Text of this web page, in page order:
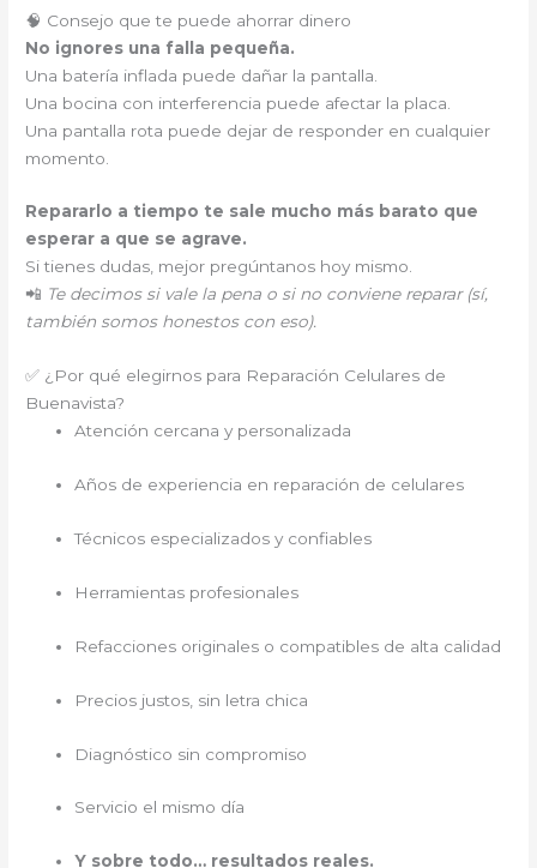
🧠 Consejo que te puede ahorrar dinero
No ignores una falla pequeña.
Una batería inflada puede dañar la pantalla.
Una bocina con interferencia puede afectar la placa.
Una pantalla rota puede dejar de responder en cualquier
momento.
Repararlo a tiempo te sale mucho más barato que
esperar a que se agrave.
Si tienes dudas, mejor pregúntanos hoy mismo.
📲 Te decimos si vale la pena o si no conviene reparar (sí,
también somos honestos con eso).
✅ ¿Por qué elegirnos para Reparación Celulares de
Buenavista?
Atención cercana y personalizada
Años de experiencia en reparación de celulares
Técnicos especializados y confiables
Herramientas profesionales
Refacciones originales o compatibles de alta calidad
Precios justos, sin letra chica
Diagnóstico sin compromiso
Servicio el mismo día
Y sobre todo… resultados reales.